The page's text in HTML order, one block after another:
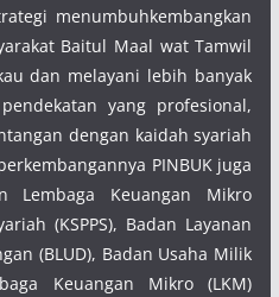
menumbuhkembangkan
Baitul Maal wat Tamwil
dan melayani lebih banyak
yang profesional,
dengan kaidah syariah
PINBUK juga
Lembaga Keuangan Mikro
(KSPPS), Badan Layanan
(BLUD), Badan Usaha Milik
Keuangan Mikro (LKM)